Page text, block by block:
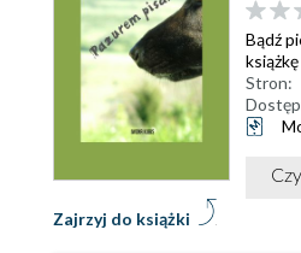
Zajrzyj do książki
Bądź
książkę
Stron: